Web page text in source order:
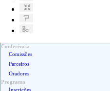
Conferência
Comissões
Parceiros
Oradores
Programa
Inscrições